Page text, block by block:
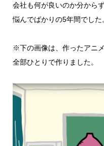
会社も何が良いのか分から
悩んでばかりの5年間でした
※下の画像は、作ったアニ
全部ひとりで作りました。